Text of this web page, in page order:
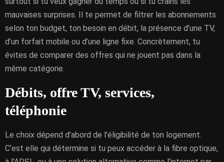
mauvaises surprises. Il te permet de filtrer les abonnements
selon ton budget, ton besoin en débit, la présence d’une TV,
d’un forfait mobile ou d’une ligne fixe. Concrètement, tu
évites de comparer des offres qui ne jouent pas dans la
même catégorie.
Débits, offre TV, services,
téléphonie
Le choix dépend d’abord de l’éligibilité de ton logement.
C’est elle qui détermine si tu peux accéder à la fibre optique,